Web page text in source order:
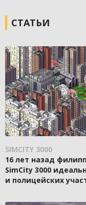
СТАТЬИ
SIMCITY 3000
16 лет назад
SimCity 3000
и полицейских